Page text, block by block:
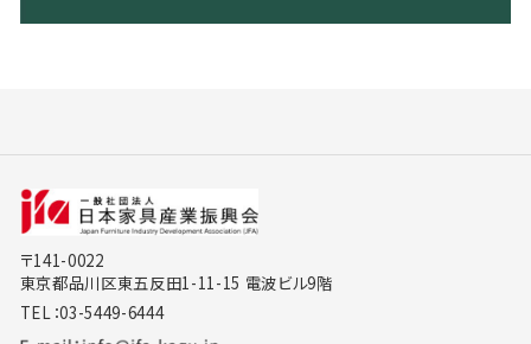
〒141-0022
東京都品川区東五反田1-11-15 電波ビル9階
TEL：03-5449-6444